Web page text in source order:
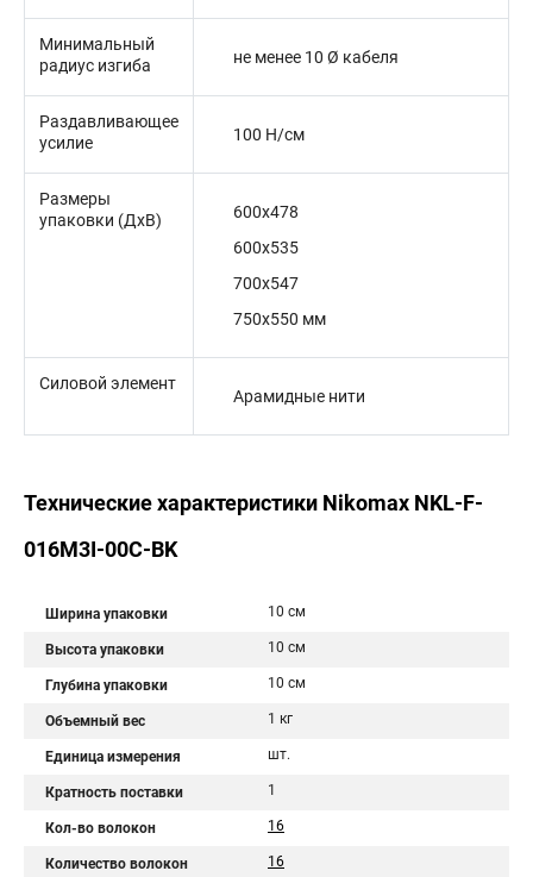
Минимальный
радиус изгиба
не менее 10 Ø кабеля
Раздавливающее
усилие
100 Н/cм
Размеры
упаковки (ДхВ)
600x478
600x535
700x547
750x550 мм
Силовой элемент
Арамидные нити
Технические характеристики Nikomax NKL-F-
016M3I-00C-BK
Ширина упаковки 10 см
Высота упаковки 10 см
Глубина упаковки 10 см
Объемный вес 1 кг
Единица измерения шт.
Кратность поставки 1
Кол-во волокон 16
Количество волокон 16